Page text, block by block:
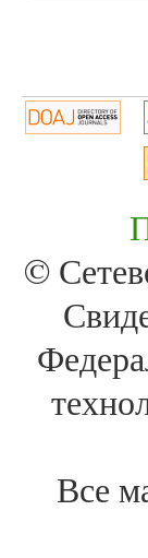
©
Все